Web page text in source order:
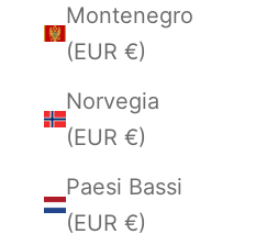
Montenegro
(EUR €)
Norvegia
(EUR €)
Paesi Bassi
(EUR €)